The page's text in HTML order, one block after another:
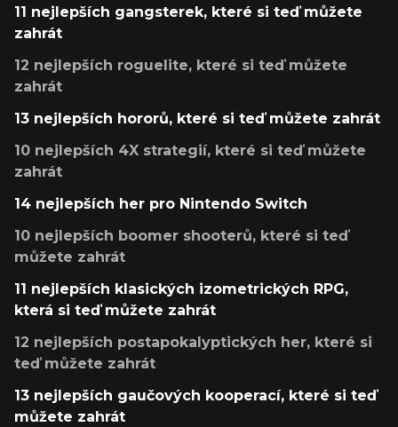
11 nejlepších gangsterek, které si teď můžete
zahrát
12 nejlepších roguelite, které si teď můžete
zahrát
13 nejlepších hororů, které si teď můžete zahrát
10 nejlepších 4X strategií, které si teď můžete
zahrát
14 nejlepších her pro Nintendo Switch
10 nejlepších boomer shooterů, které si teď
můžete zahrát
11 nejlepších klasických izometrických RPG,
která si teď můžete zahrát
12 nejlepších postapokalyptických her, které si
teď můžete zahrát
13 nejlepších gaučových kooperací, které si teď
můžete zahrát